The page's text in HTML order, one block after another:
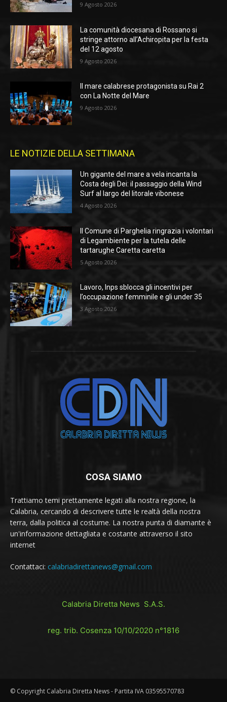
9 Agosto 2026
La comunità diocesana di Rossano si
stringe attorno all’Achiropita per la festa
del 12 agosto
9 Agosto 2026
Il mare calabrese protagonista su Rai 2
con La Notte del Mare
9 Agosto 2026
LE NOTIZIE DELLA SETTIMANA
Un gigante del mare a vela incanta la
Costa degli Dei: il passaggio della Wind
Surf al largo del litorale vibonese
4 Agosto 2026
Il Comune di Parghelia ringrazia i volontari
di Legambiente per la tutela delle
tartarughe Caretta caretta
5 Agosto 2026
Lavoro, Inps sblocca gli incentivi per
l’occupazione femminile e gli under 35
3 Agosto 2026
COSA SIAMO
Trattiamo temi prettamente legati alla nostra regione, la
Calabria, cercando di descrivere tutte le realtà della nostra
terra, dalla politica al costume. La nostra punta di diamante è
un'informazione dettagliata e costante attraverso il sito
internet
Contattaci: calabriadirettanews@gmail.com
Calabria Diretta News S.A.S.
reg. trib. Cosenza 10/10/2020 n°1816
© Copyright Calabria Diretta News - Partita IVA 03595570783